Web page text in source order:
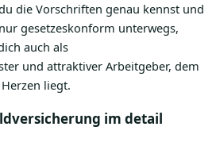
die Vorschriften genau kennst und
gesetzeskonform unterwegs,
auch als
und attraktiver Arbeitgeber, dem
liegt.
im detail